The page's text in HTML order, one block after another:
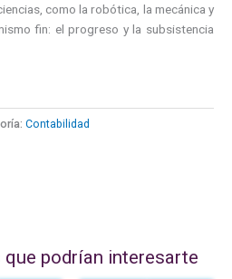
como la robótica, la mecánica y
fin: el progreso y la subsistencia
Contabilidad
podrían interesarte